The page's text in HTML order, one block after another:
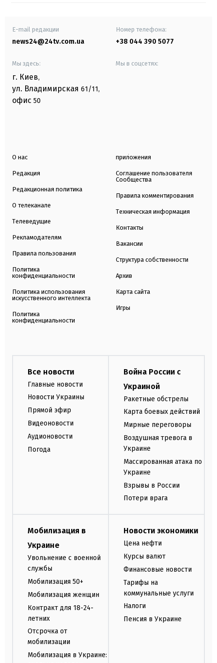
E-mail редакции
news24@24tv.com.ua
Номер телефона:
+38 044 390 5077
Мы здесь:
г. Киев,
ул. Владимирская 61/11,
офис 50
Мы в соцсетях:
О нас
Редакция
Редакционная политика
О телеканале
Телеведущие
Рекламодателям
Правила пользования
Политика
конфиденциальности
Политика использования
искусственного интеллекта
Политика
конфиденциальности
приложения
Соглашение пользователя
Сообщества
Правила комментирования
Техническая информация
Контакты
Вакансии
Структура собственности
Архив
Карта сайта
Игры
Все новости
Главные новости
Новости Украины
Прямой эфир
Видеоновости
Аудионовости
Погода
Война России с
Украиной
Ракетные обстрелы
Карта боевых действий
Мирные переговоры
Воздушная тревога в
Украине
Массированная атака по
Украине
Взрывы в России
Потери врага
Мобилизация в
Украине
Увольнение с военной
службы
Мобилизация 50+
Мобилизация женщин
Контракт для 18-24-
летних
Отсрочка от
мобилизации
Мобилизация в Украине:
Новости экономики
Цена нефти
Курсы валют
Финансовые новости
Тарифы на
коммунальные услуги
Налоги
Пенсия в Украине